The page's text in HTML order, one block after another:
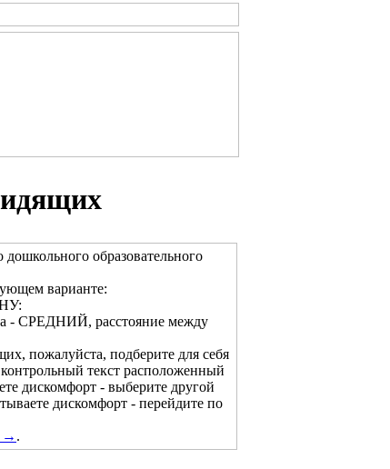
образовательного
варианте:
- СРЕДНИЙ, расстояние между
пожалуйста, подберите для себя
текст расположенный
дискомфорт - выберите другой
дискомфорт - перейдите по
→ .